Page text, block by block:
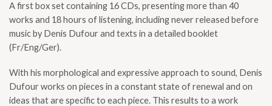
A first box set containing 16 CDs, presenting more than 40
works and 18 hours of listening, including never released before
music by Denis Dufour and texts in a detailed booklet
(Fr/Eng/Ger).
With his morphological and expressive approach to sound, Denis
Dufour works on pieces in a constant state of renewal and on
ideas that are specific to each piece. This results to a work